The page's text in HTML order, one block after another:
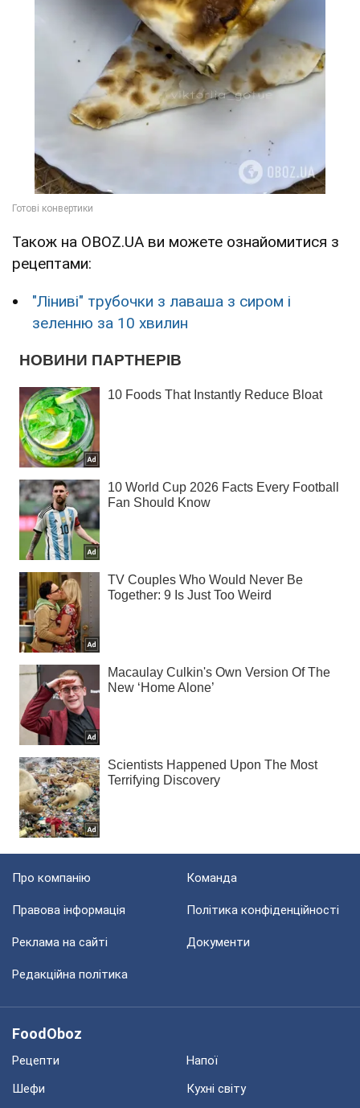
Також на OBOZ.UA ви можете ознайомитися з
рецептами:
"Ліниві" трубочки з лаваша з сиром і
зеленню за 10 хвилин
Про компанію Команда
Правова інформація Політика конфіденційності
Реклама на сайті Документи
Редакційна політика
FoodOboz
Рецепти
Напої
Шефи
Кухні світу